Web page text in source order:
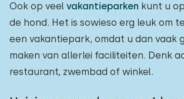
Ook op veel vakantieparken kunt u
de hond. Het is sowieso erg leuk om
een vakantiepark, omdat u dan vaak
maken van allerlei faciliteiten. Denk
restaurant, zwembad of winkel.